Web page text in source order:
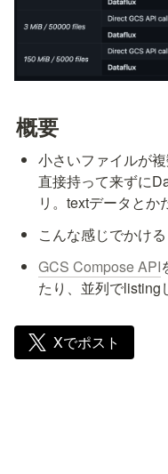
概要
小さいファイルが
直接持って来ずに
リ。textデータとか
こんな感じでかける
GCS Compose API
たり、並列でlisting
Xでポスト